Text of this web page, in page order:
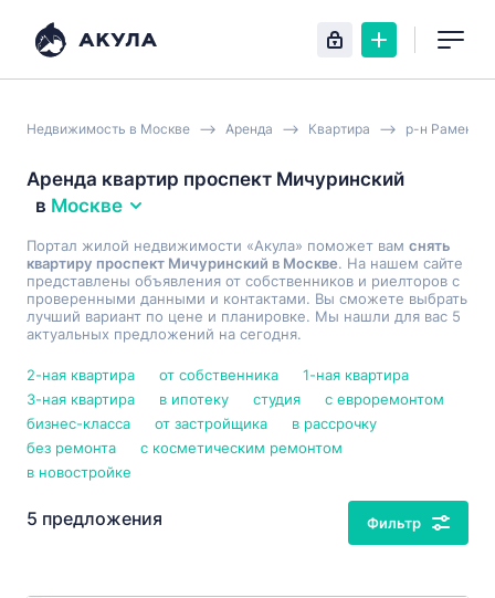
Недвижимость в Москве Аренда Квартира р-н Раменки
Аренда квартир проспект Мичуринский
в Москве
Портал жилой недвижимости «Акула» поможет вам снять
квартиру проспект Мичуринский в Москве. На нашем сайте
представлены объявления от собственников и риелторов с
проверенными данными и контактами. Вы сможете выбрать
лучший вариант по цене и планировке. Мы нашли для вас 5
актуальных предложений на сегодня.
2-ная квартира от собственника
1-ная квартира
3-ная квартира
в ипотеку студия
с евроремонтом
бизнес-класса
от застройщика
в рассрочку
без ремонта
с косметическим ремонтом
в новостройке
5 предложения Фильтр